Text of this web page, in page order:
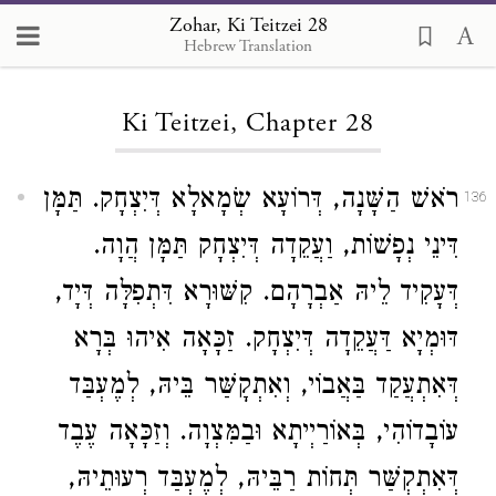
Zohar, Ki Teitzei 28
Hebrew Translation
Loading...
Ki Teitzei, Chapter 28
136 רֹאשׁ הַשָּׁנָה, דְּרוֹעָא שְׂמָאלָא דְּיִצְחָק. תַּמָּן
דִּינֵי נְפָשׁוֹת, וַעֲקֵדָה דְּיִצְחָק תַּמָּן הֲוָה.
דְּעָקִיד לֵיהּ אַבְרָהָם. קִשּׁוּרָא דִּתְפִלָּה דְּיָד,
דּוּמְיָא דַּעֲקֵדָה דְּיִצְחָק. זַכָּאָה אִיהוּ בְּרָא
דְּאִתְעֲקַד בַּאֲבוֹי, וְאִתְקָשַּׁר בֵּיהּ, לְמֶעְבַּד
עוֹבָדוֹהִי, בְּאוֹרַיְיתָא וּבַמִּצְוָה. וְזַכָּאָה עֶבֶד
דְּאִתְקְשַּׁר תְּחוֹת רַבֵּיהּ, לְמֶעְבַּד רְעוּתֵיהּ,